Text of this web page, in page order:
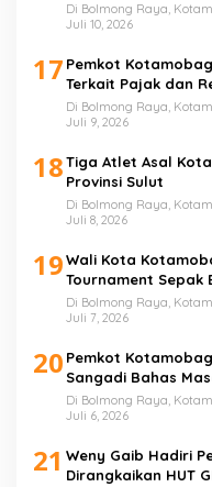
Di Bolmong Raya,
Juli 10, 2026
17 Pemkot
Terkait Pajak dan
Di Bolmong Raya,
Juli 9, 2026
18Tiga Atlet Asal
Provinsi Sulut
Di Bolmong Raya,
Juli 8, 2026
19Wali Kota
Tournament Sepak
Di Bolmong Raya,
Juli 7, 2026
20 Pemkot
Sangadi Bahas
Di Bolmong Raya,
Juli 6, 2026
21 Weny Gaib Hadiri
Dirangkaikan HUT